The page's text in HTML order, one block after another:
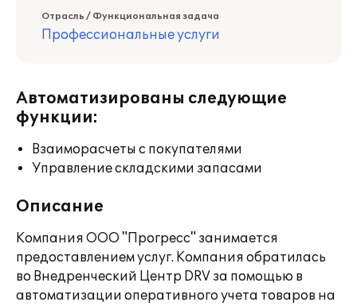
Отрасль / Функциональная задача
Профессиональные услуги
Автоматизированы следующие
функции:
Взаиморасчеты с покупателями
Управление складскими запасами
Описание
Компания ООО "Прогресс" занимается
предоставлением услуг. Компания обратилась
во Внедренческий Центр DRV за помощью в
автоматизации оперативного учета товаров на